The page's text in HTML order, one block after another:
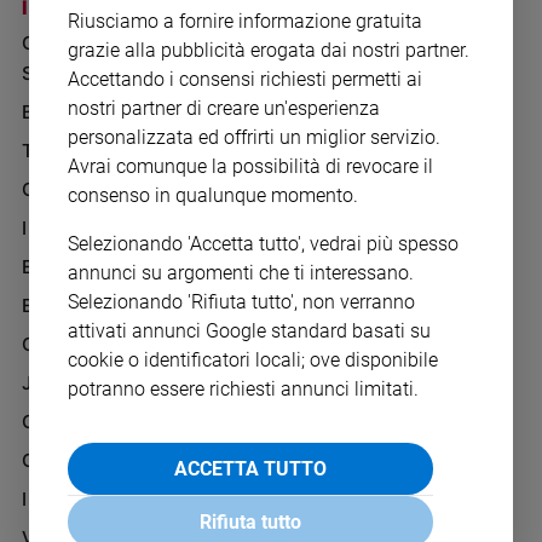
Chiesa
e
spiritualità
Devozione
e
fede
del
giorno
giorno
Società
e
I SITI SAN PAOLO
GRUPPO EDITORIALE
SAN PAOLO
BENESSERE
TELENOVA
GAZZETTA D'ALBA
IL GIORNALINO
EDICOLA SAN PAOLO
EDIZIONI SAN PAOLO
CREDERE
JESUS
GBABY
G-WEB
I LOVE ENGLISH JUNIOR
NOTE LEGALI
PRIVACY POLICY
INFORMATIVA
WHISTLEBLOWING
SOCIAL
Riusciamo a fornire informazione gratuita
grazie alla pubblicità erogata dai nostri partner.
Accettando i consensi richiesti permetti ai
nostri partner di creare un'esperienza
personalizzata ed offrirti un miglior servizio.
Avrai comunque la possibilità di revocare il
consenso in qualunque momento.
Selezionando 'Accetta tutto', vedrai più spesso
annunci su argomenti che ti interessano.
Selezionando 'Rifiuta tutto', non verranno
attivati annunci Google standard basati su
cookie o identificatori locali; ove disponibile
potranno essere richiesti annunci limitati.
ACCETTA TUTTO
Rifiuta tutto